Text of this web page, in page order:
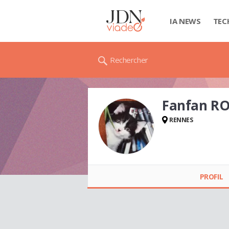
IA NEWS
Rechercher
Fanfan
RENNES
PROFIL